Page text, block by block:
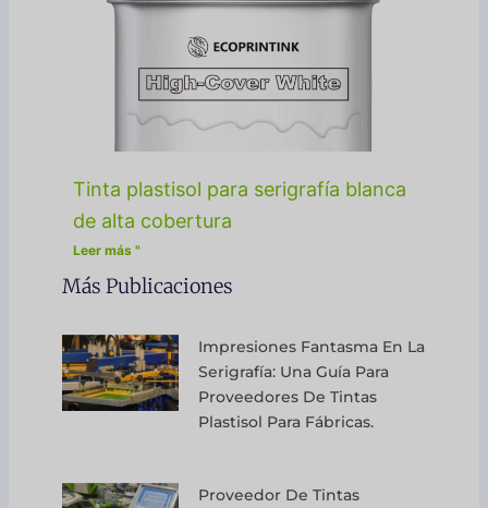
Tinta plastisol para serigrafía blanca
de alta cobertura
Leer más "
Más Publicaciones
Impresiones Fantasma En La
Serigrafía: Una Guía Para
Proveedores De Tintas
Plastisol Para Fábricas.
Proveedor De Tintas